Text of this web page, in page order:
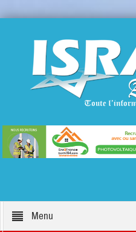
Menu